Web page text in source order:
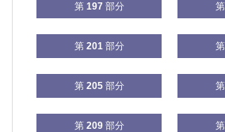
第 197 部分 第
第 201部分 第
第 205部分 第
第 209部分 第